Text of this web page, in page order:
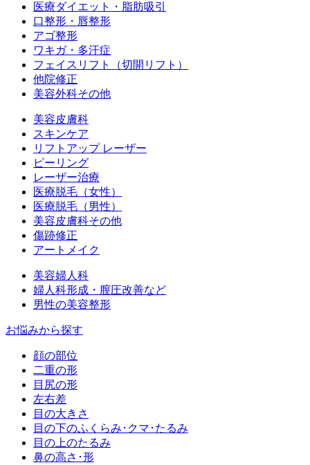
医療ダイエット・脂肪吸引
口整形・唇整形
アゴ整形
ワキガ・多汗症
フェイスリフト（切開リフト）
他院修正
美容外科その他
美容皮膚科
スキンケア
リフトアップ レーザー
ピーリング
レーザー治療
医療脱毛（女性）
医療脱毛（男性）
美容皮膚科その他
傷跡修正
アートメイク
美容婦人科
婦人科形成・膣圧改善など
男性の美容整形
お悩みから探す
顔の部位
二重の形
目尻の形
左右差
目の大きさ
目の下のふくらみ･クマ･たるみ
目の上のたるみ
鼻の高さ･形